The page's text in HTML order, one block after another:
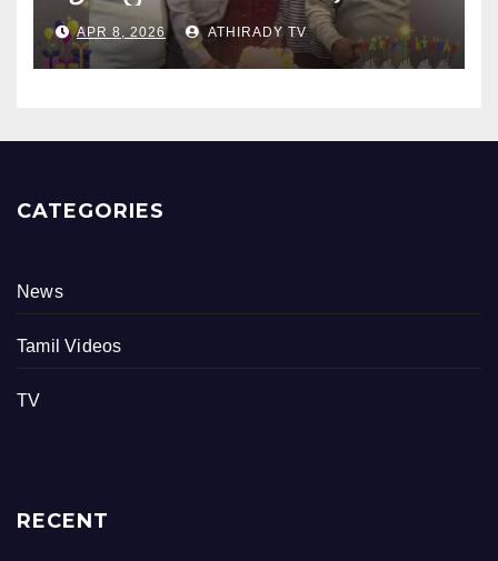
புங்குடுதீவு கண்ணன் பிறந்தநாள்
நிகழ்வு
APR 8, 2026 ATHIRADY TV
CATEGORIES
News
Tamil Videos
TV
RECENT